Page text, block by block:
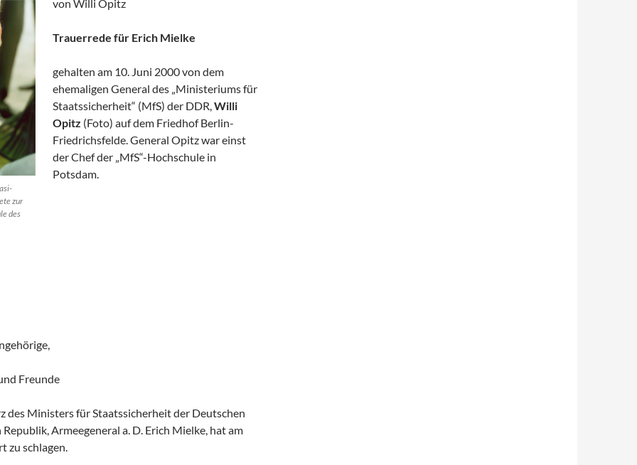
zur
des
von Willi Opitz
Trauerrede für Erich Mielke
gehalten am 10. Juni 2000 von dem
ehemaligen General des „Ministeriums für
Staatssicherheit“ (MfS) der DDR,Willi
Opitz (Foto) auf dem Friedhof Berlin-
Friedrichsfelde. General Opitz war einst
der Chef der „MfS“-Hochschule in
Potsdam.
Freunde
des Ministers für Staatssicherheit der Deutschen
Armeegeneral a. D. Erich Mielke, hat am
zu schlagen.